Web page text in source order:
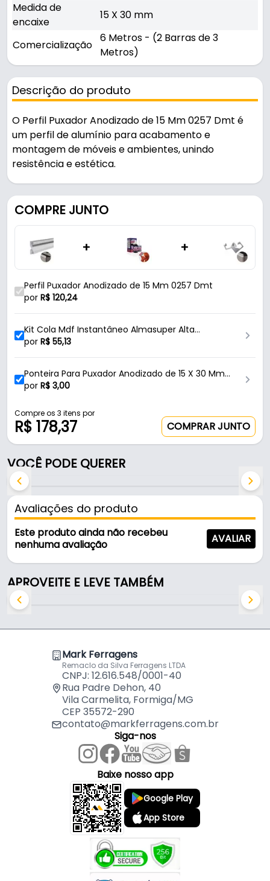
Medida de
encaixe
15 X 30 mm
Comercialização
6 Metros - (2 Barras de 3
Metros)
Descrição do produto
O Perfil Puxador Anodizado de 15 Mm 0257 Dmt é
um perfil de alumínio para acabamento e
montagem de móveis e ambientes, unindo
resistência e estética.
Fabricado em Alumínio com acabamento
anodizado na cor alumínio, é resistente e durável
no uso diário. Possui encaixe 15 x 30 mm.
Características:
- Marca: Dmt
- Modelo: 0257
- Linha: DMT
- Acabamento: Anodizado
- Cor: Alumínio
- Altura: 30 mm
- Medida de encaixe: 15 X 30 mm
- Comercialização: 6 Metros - (2 Barras de 3
Metros)
Indicação de Ponteira/Acabamento:
- Ponteira Para Puxador de 15 X 30 Mm, 0257 - DMT.
COMPRE JUNTO
+ +
Perfil Puxador Anodizado de 15 Mm 0257 Dmt
por R$ 120,24
Kit Cola Mdf Instantâneo Almasuper Alta
Resistencia
por R$ 55,13
Ponteira Para Puxador Anodizado de 15 X 30 Mm
0257 Dmt
por R$ 3,00
Compre os 3 itens por
R$ 178,37 COMPRAR JUNTO
VOCÊ PODE QUERER
Avaliações do produto
Este produto ainda não recebeu
nenhuma avaliação
AVALIAR
APROVEITE E LEVE TAMBÉM
Mark Ferragens
Remaclo da Silva Ferragens LTDA
CNPJ: 12.616.548/0001-40
Rua Padre Dehon, 40
Vila Carmelita, Formiga/MG
CEP 35572-290
contato@markferragens.com.br
Siga-nos
Baixe nosso app
Google Play
App Store